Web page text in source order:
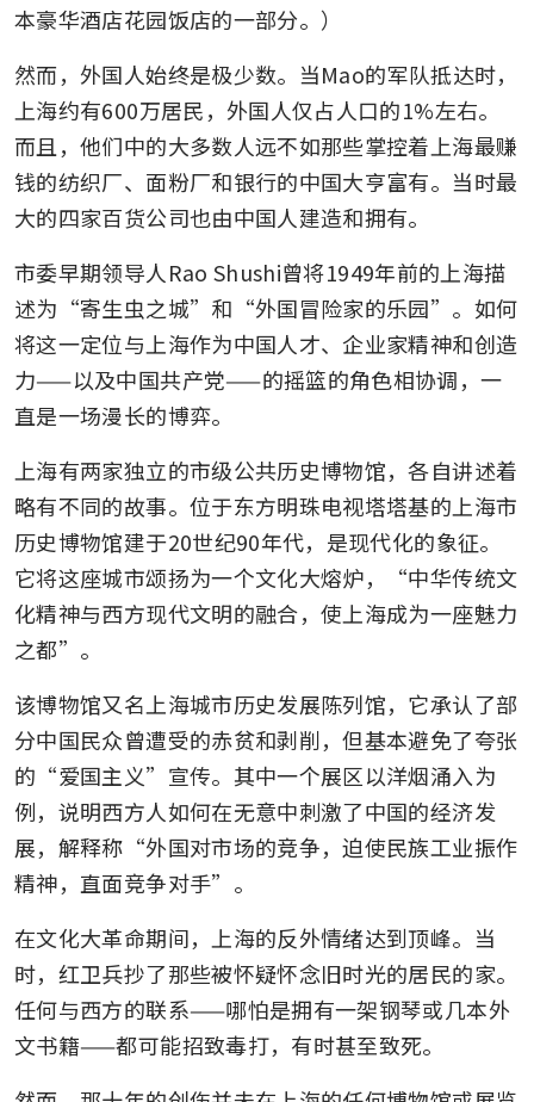
本豪华酒店花园饭店的一部分。）
然而，外国人始终是极少数。当Mao的军队抵达时，
上海约有600万居民，外国人仅占人口的1%左右。
而且，他们中的大多数人远不如那些掌控着上海最赚
钱的纺织厂、面粉厂和银行的中国大亨富有。当时最
大的四家百货公司也由中国人建造和拥有。
市委早期领导人Rao Shushi曾将1949年前的上海描
述为“寄生虫之城”和“外国冒险家的乐园”。如何
将这一定位与上海作为中国人才、企业家精神和创造
力——以及中国共产党——的摇篮的角色相协调，一
直是一场漫长的博弈。
上海有两家独立的市级公共历史博物馆，各自讲述着
略有不同的故事。位于东方明珠电视塔塔基的上海市
历史博物馆建于20世纪90年代，是现代化的象征。
它将这座城市颂扬为一个文化大熔炉，“中华传统文
化精神与西方现代文明的融合，使上海成为一座魅力
之都”。
该博物馆又名上海城市历史发展陈列馆，它承认了部
分中国民众曾遭受的赤贫和剥削，但基本避免了夸张
的“爱国主义”宣传。其中一个展区以洋烟涌入为
例，说明西方人如何在无意中刺激了中国的经济发
展，解释称“外国对市场的竞争，迫使民族工业振作
精神，直面竞争对手”。
在文化大革命期间，上海的反外情绪达到顶峰。当
时，红卫兵抄了那些被怀疑怀念旧时光的居民的家。
任何与西方的联系——哪怕是拥有一架钢琴或几本外
文书籍——都可能招致毒打，有时甚至致死。